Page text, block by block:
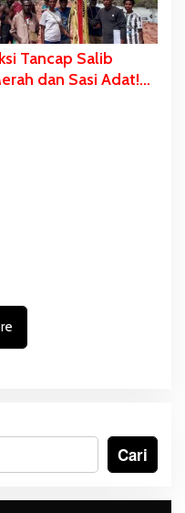
Tancap Salib
dan Sasi Adat!
Cari